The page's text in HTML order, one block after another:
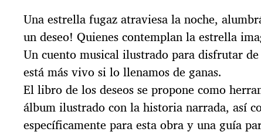
Una estrella fugaz atraviesa la noche,
un deseo! Quienes contemplan la estrella
Un cuento musical ilustrado para disfrutar
está más vivo si lo llenamos de ganas.
El libro de los deseos se propone como
álbum ilustrado con la historia narrada, así
específicamente para esta obra y una guía